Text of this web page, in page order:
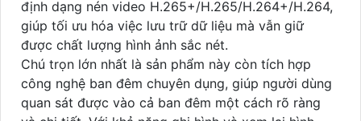
định dạng nén video H.265+/H.265/H.264+/H.264,
giúp tối ưu hóa việc lưu trữ dữ liệu mà vẫn giữ
được chất lượng hình ảnh sắc nét.
Chú trọn lớn nhất là sản phẩm này còn tích hợp
công nghệ ban đêm chuyên dụng, giúp người dùng
quan sát được vào cả ban đêm một cách rõ ràng